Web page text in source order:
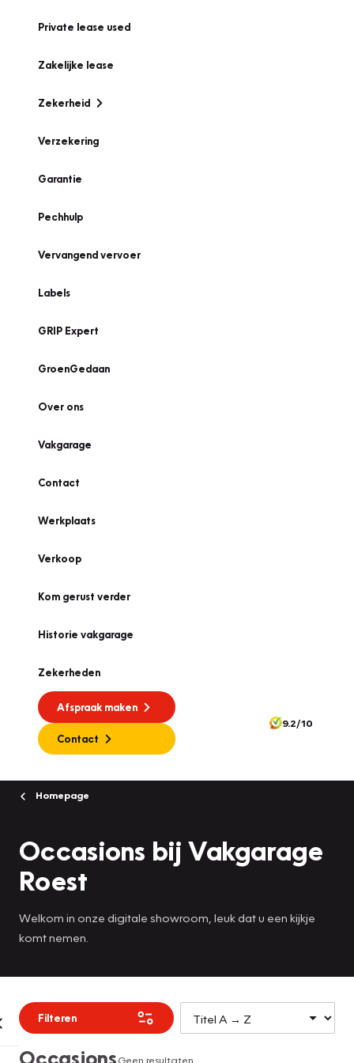
Private lease used
Zakelijke lease
Zekerheid
Verzekering
Garantie
Pechhulp
Vervangend vervoer
Labels
GRIP Expert
GroenGedaan
Over ons
Vakgarage
Contact
Werkplaats
Verkoop
Kom gerust verder
Historie vakgarage
Zekerheden
Afspraak maken
Contact
9.2/10
Homepage
Occasions bij Vakgarage
Roest
Welkom in onze digitale showroom, leuk dat u een kijkje
komt nemen.
Filteren
OccasionsGeen resultaten